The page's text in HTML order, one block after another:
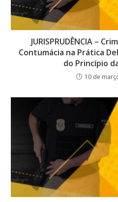
JURISPRUDÊNCIA –
Contumácia na Prática
do Princípio
10 de